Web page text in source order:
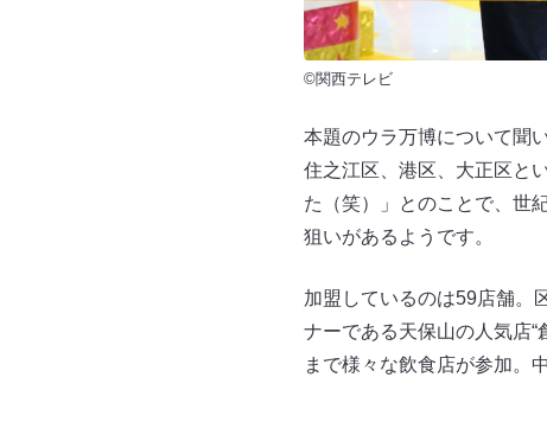
©関西テレビ
本題のウラ万博について聞
住之江区、港区、大正区と
た（笑）」とのことで、世
狙いがあるようです。
加盟しているのは59店舗。
ナーである天保山の人気店
まで様々な飲食店が参加。